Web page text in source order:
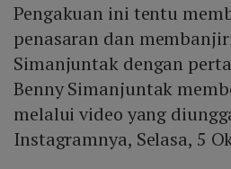
Pengakuan ini tentu
penasaran dan
Simanjuntak dengan
Benny Simanjuntak
melalui video yang
Instagramnya, Selasa, 5